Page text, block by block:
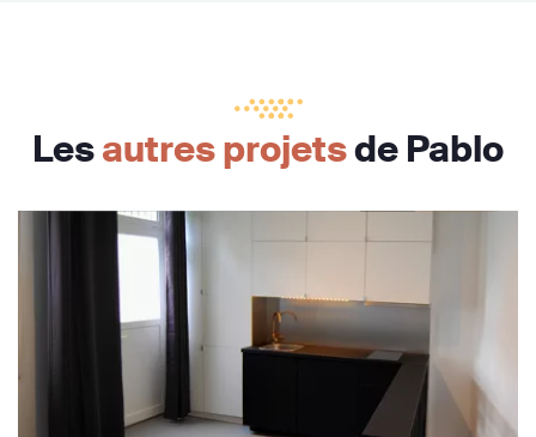
Lesautres projetsde Pablo